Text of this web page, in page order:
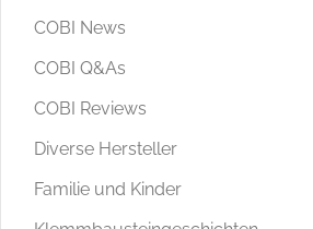
COBI News
COBI Q&As
COBI Reviews
Diverse Hersteller
Familie und Kinder